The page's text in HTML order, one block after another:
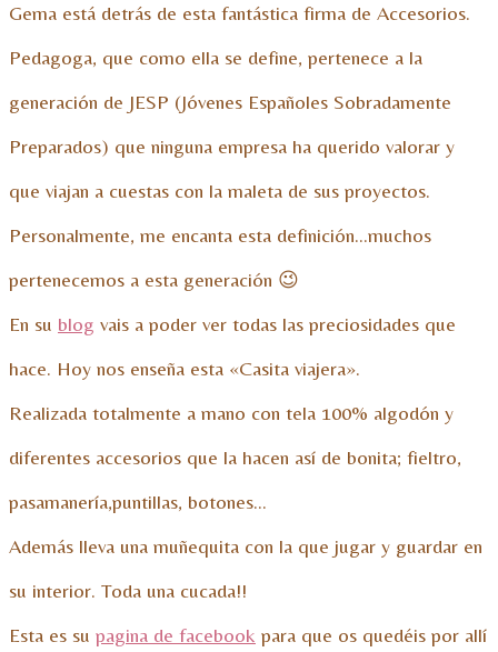
Gema está detrás de esta fantástica firma de Accesorios.
Pedagoga, que como ella se define, pertenece a la
generación de JESP (Jóvenes Españoles Sobradamente
Preparados) que ninguna empresa ha querido valorar y
que viajan a cuestas con la maleta de sus proyectos.
Personalmente, me encanta esta definición…muchos
pertenecemos a esta generación 😉
En su blog vais a poder ver todas las preciosidades que
hace. Hoy nos enseña esta «Casita viajera».
Realizada totalmente a mano con tela 100% algodón y
diferentes accesorios que la hacen así de bonita; fieltro,
pasamanería,puntillas, botones…
Además lleva una muñequita con la que jugar y guardar en
su interior. Toda una cucada!!
Esta es su pagina de facebook para que os quedéis por allí